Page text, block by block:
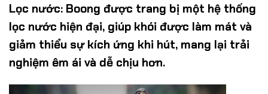
Lọc nước: Boong được trang bị một hệ thống
lọc nước hiện đại, giúp khói được làm mát và
giảm thiểu sự kích ứng khi hút, mang lại trải
nghiệm êm ái và dễ chịu hơn.